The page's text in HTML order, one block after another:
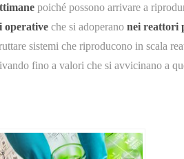
poiché possono arrivare a
operative che si adoperano nei reattori
sistemi che riproducono in scala
fino a valori che si avvicinano a